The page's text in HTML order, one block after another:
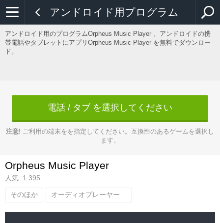
アンドロイド用プログラム
アンドロイド用のプログラムOrpheus Music Player 。アンドロイドの携
帯電話やタブレットにアプリOrpheus Music Player を無料でダウンロー
ド。
電話 / タブ を選択してください
注意! ご利用の端末をを指定してください。互換性のあるゲームを選択し
ます。
Orpheus Music Player
人気: 1 395
そのほか オーディオプレーヤー